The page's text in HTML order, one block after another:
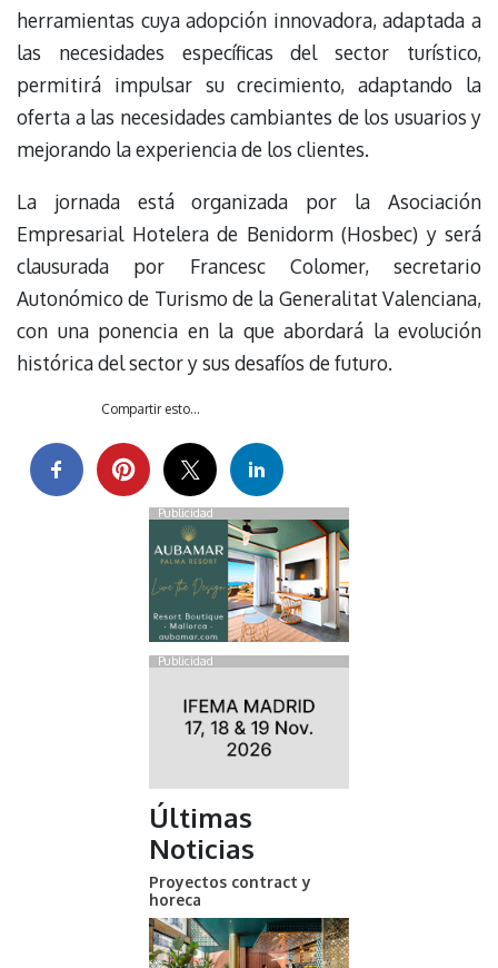
herramientas cuya adopción innovadora, adaptada a
las necesidades específicas del sector turístico,
permitirá impulsar su crecimiento, adaptando la
oferta a las necesidades cambiantes de los usuarios y
mejorando la experiencia de los clientes.
La jornada está organizada por la Asociación
Empresarial Hotelera de Benidorm (Hosbec) y será
clausurada por Francesc Colomer, secretario
Autonómico de Turismo de la Generalitat Valenciana,
con una ponencia en la que abordará la evolución
histórica del sector y sus desafíos de futuro.
Compartir esto...
Publicidad
Publicidad
Últimas
Noticias
Proyectos contract y
horeca